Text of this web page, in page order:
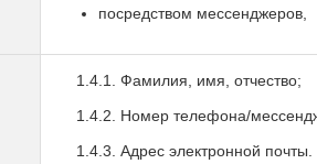
посредством мессенджеров,
1.4.1. Фамилия, имя, отчество;
1.4.2. Номер телефона/
1.4.3. Адрес электронной почты.